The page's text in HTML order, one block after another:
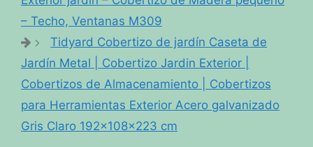
– Techo, Ventanas M309
Tidyard Cobertizo de jardín Caseta de
Jardín Metal | Cobertizo Jardin Exterior |
Cobertizos de Almacenamiento | Cobertizos
para Herramientas Exterior Acero galvanizado
Gris Claro 192x108x223 cm